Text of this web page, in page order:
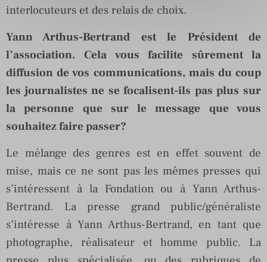
interlocuteurs et des relais de choix.
Yann Arthus-Bertrand est le Président de
l’association. Cela vous facilite sûrement la
diffusion de vos communications, mais du coup
les journalistes ne se focalisent-ils pas plus sur
la personne que sur le message que vous
souhaitez faire passer?
Le mélange des genres est en effet souvent de
mise, mais ce ne sont pas les mêmes presses qui
s’intéressent à la Fondation ou à Yann Arthus-
Bertrand. La presse grand public/généraliste
s’intéresse à Yann Arthus-Bertrand, en tant que
photographe, réalisateur et homme public. La